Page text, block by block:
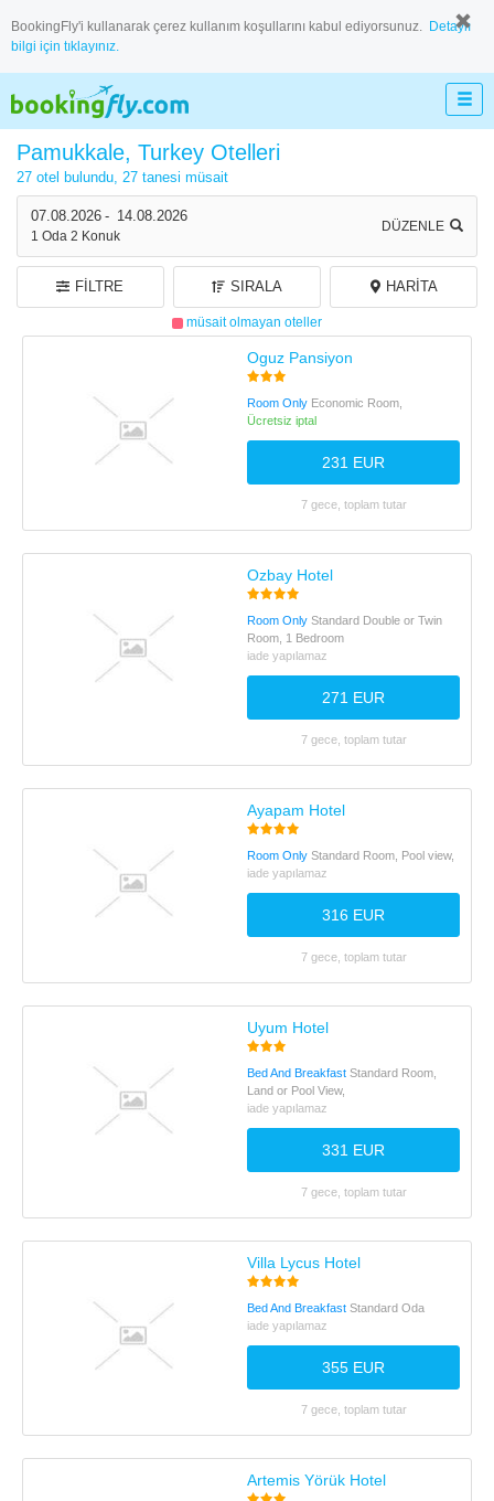
BookingFly'i kullanarak çerez kullanım koşullarını kabul ediyorsunuz. Detaylı
bilgi için tıklayınız.
07.08.2026 - 14.08.2026
1 Oda 2 Konuk
DÜZENLE
Pamukkale, Turkey Otelleri
27 otel bulundu, 27 tanesi müsait
müsait olmayan oteller
FILTRE SIRALA HARITA
Oguz Pansiyon
Room Only Economic Room,
Ücretsiz iptal
231 EUR
7 gece, toplam tutar
Ozbay Hotel
Room Only Standard Double or Twin
Room, 1 Bedroom
iade yapılamaz
271 EUR
7 gece, toplam tutar
Ayapam Hotel
Room Only Standard Room, Pool view,
iade yapılamaz
316 EUR
7 gece, toplam tutar
Uyum Hotel
Bed And Breakfast Standard Room,
Land or Pool View,
iade yapılamaz
331 EUR
7 gece, toplam tutar
Villa Lycus Hotel
Bed And Breakfast Standard Oda
iade yapılamaz
355 EUR
7 gece, toplam tutar
Artemis Yörük Hotel